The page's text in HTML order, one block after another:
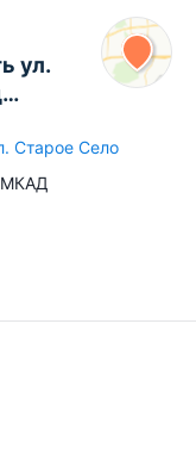
ул.
Старое Село
МКАД